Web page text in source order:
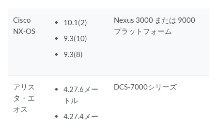
Cisco
NX-OS
10.1(2)
9.3(10)
9.3(8)
Nexus 3000 または 9000
プラットフォーム
アリス
タ・エ
オス
4.27.6メー
トル
4.27.4メー
DCS-7000シリーズ